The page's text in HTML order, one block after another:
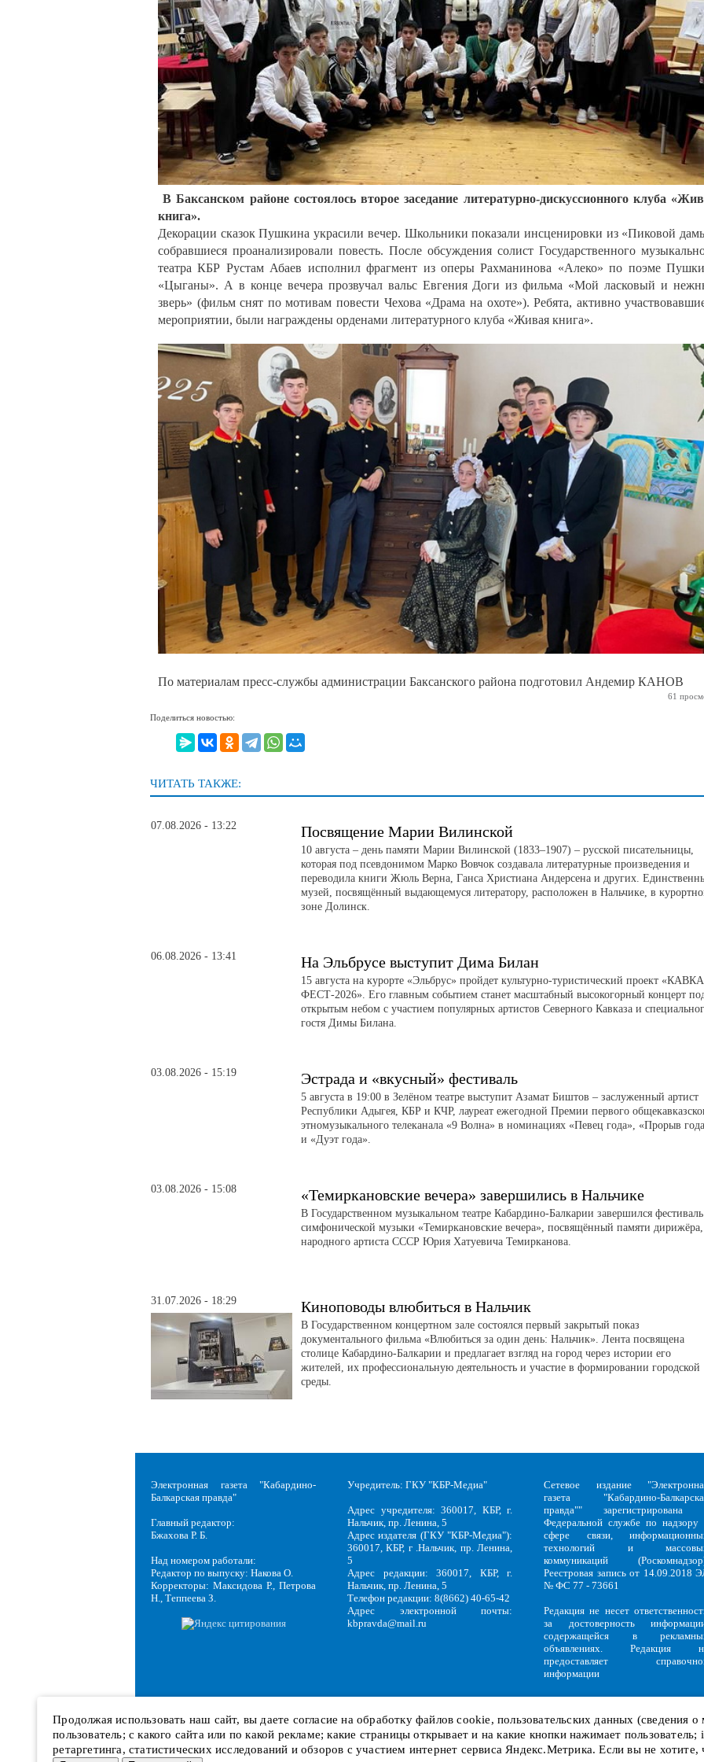
В Баксанском районе состоялось второе заседание литературно-дискуссионного клуба
книга».
Декорации сказок Пушкина украсили вечер. Школьники показали инсценировки из «Пиковой
собравшиеся проанализировали повесть. После обсуждения солист Государственного
театра КБР Рустам Абаев исполнил фрагмент из оперы Рахманинова «Алеко» по поэме
«Цыганы». А в конце вечера прозвучал вальс Евгения Доги из фильма «Мой ласковый и
зверь» (фильм снят по мотивам повести Чехова «Драма на охоте»). Ребята, активно
мероприятии, были награждены орденами литературного клуба «Живая книга».
По материалам пресс-службы администрации Баксанского района подготовил Андемир КАНОВ
61
Поделиться новостью:
ЧИТАТЬ ТАКЖЕ:
07.08.2026 - 13:22 Посвящение Марии Вилинской
10 августа – день памяти Марии Вилинской (1833–1907) – русской писательницы,
которая под псевдонимом Марко Вовчок создавала литературные произведения и
переводила книги Жюль Верна, Ганса Христиана Андерсена и других.
музей, посвящённый выдающемуся литератору, расположен в Нальчике, в
зоне Долинск.
06.08.2026 - 13:41 На Эльбрусе выступит Дима Билан
15 августа на курорте «Эльбрус» пройдет культурно-туристический проект
ФЕСТ-2026». Его главным событием станет масштабный высокогорный концерт
открытым небом с участием популярных артистов Северного Кавказа и
гостя Димы Билана.
03.08.2026 - 15:19 Эстрада и «вкусный» фестиваль
5 августа в 19:00 в Зелёном театре выступит Азамат Биштов – заслуженный артист
Республики Адыгея, КБР и КЧР, лауреат ежегодной Премии первого
этномузыкального телеканала «9 Волна» в номинациях «Певец года», «Прорыв
и «Дуэт года».
03.08.2026 - 15:08 «Темиркановские вечера» завершились в Нальчике
В Государственном музыкальном театре Кабардино-Балкарии завершился фестиваль
симфонической музыки «Темиркановские вечера», посвящённый памяти дирижёра,
народного артиста СССР Юрия Хатуевича Темирканова.
31.07.2026 - 18:29 Киноповоды влюбиться в Нальчик
В Государственном концертном зале состоялся первый закрытый показ
документального фильма «Влюбиться за один день: Нальчик». Лента посвящена
столице Кабардино-Балкарии и предлагает взгляд на город через истории его
жителей, их профессиональную деятельность и участие в формировании городской
среды.
Электронная газета "Кабардино-
Балкарская правда"
Главный редактор:
Бжахова Р. Б.
Над номером работали:
Редактор по выпуску: Накова О.
Корректоры: Максидова Р., Петрова
Н., Теппеева З.
Учредитель: ГКУ "КБР-Медиа"
Адрес учредителя: 360017, КБР, г.
Нальчик, пр. Ленина, 5
Адрес издателя (ГКУ "КБР-Медиа"):
360017, КБР, г .Нальчик, пр. Ленина,
5
Адрес редакции: 360017, КБР, г.
Нальчик, пр. Ленина, 5
Телефон редакции: 8(8662) 40-65-42
Адрес электронной почты:
kbpravda@mail.ru
Сетевое издание
газета "Кабардино-
правда"" зарегистрирована
Федеральной службе по надзору
сфере связи,
технологий и
коммуникаций
Реестровая запись от 14.09.2018
№ ФС 77 - 73661
Редакция не несет
за достоверность
содержащейся в
объявлениях. Редакция
предоставляет
информации
Политика обработки персональных данныхиПолитика конфиденциальности
KBPCopyright © 2018-2026.
Продолжая использовать наш сайт, вы даете согласие на обработку файловcookie, пользовательских данных (сведения
пользователь; с какого сайта или по какой рекламе; какие страницы открывает и на какие кнопки нажимает
ретаргетинга, статистических исследований и обзоров с участием интернет сервиса Яндекс.Метрика. Если вы не